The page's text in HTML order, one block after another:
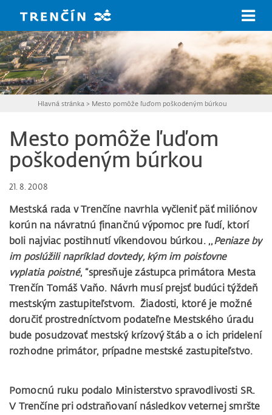
Hlavná stránka > Mesto pomôže ľuďom poškodeným búrkou
Mesto pomôže ľuďom
poškodeným búrkou
21. 8. 2008
Mestská rada v Trenčíne navrhla vyčleniť päť miliónov
korún na návratnú finančnú výpomoc pre ľudí, ktorí
boli najviac postihnutí víkendovou búrkou. ,,Peniaze by
im poslúžili napríklad dovtedy, kým im poisťovne
vyplatia poistné, “spresňuje zástupca primátora Mesta
Trenčín Tomáš Vaňo. Návrh musí prejsť budúci týždeň
mestským zastupiteľstvom. Žiadosti, ktoré je možné
doručiť prostredníctvom podateľne Mestského úradu
bude posudzovať mestský krízový štáb a o ich pridelení
rozhodne primátor, prípadne mestské zastupiteľstvo.
Pomocnú ruku podalo Ministerstvo spravodlivosti SR.
V Trenčíne pri odstraňovaní následkov veternej smršte